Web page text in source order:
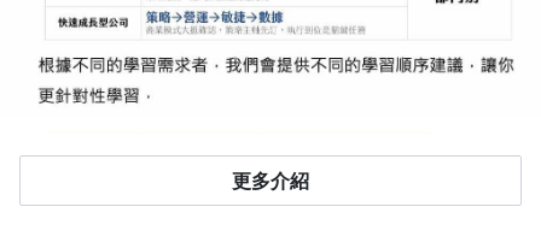
更多介紹